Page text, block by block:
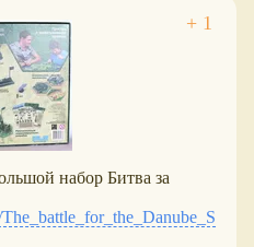
набор Битва за